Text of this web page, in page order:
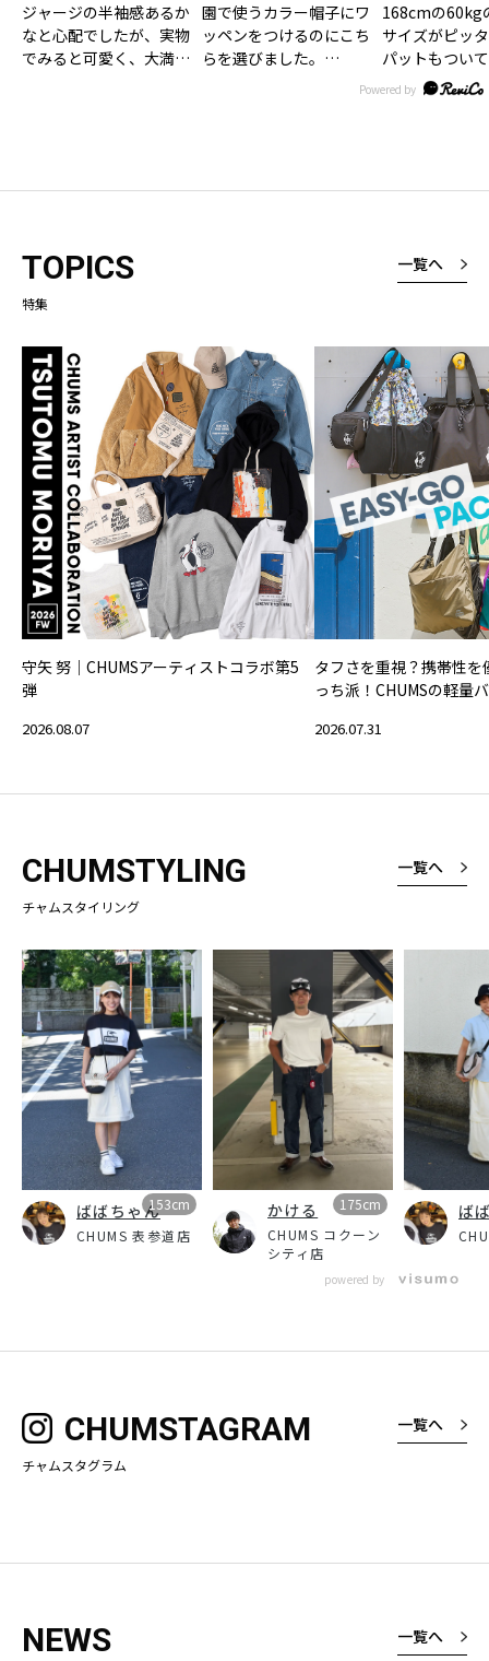
ジャージの半袖感あるか
なと心配でしたが、実物
でみると可愛く、大満足
園で使うカラー帽子にワ
ッペンをつけるのにこち
らを選びました。
大きすぎずとっても可愛
168cmの60kg
サイズがピッ
パットもつい
お風呂上がり
ょうどいい感
たが、厚くて
なく、しっか
様なところも
TOPICS
特集
一覧へ
守矢 努｜CHUMSアーティストコラボ第5
弾
2026.08.07
タフさを重視？携帯性
っち派！CHUMSの軽量
2026.07.31
CHUMSTYLING
チャムスタイリング
一覧へ
CHUMS 表参道店
ばばちゃん153cm
CHUMS コクーン
シティ店
かける
175cm
ば
powered by
CHUMSTAGRAM
チャムスタグラム
一覧へ
NEWS 一覧へ